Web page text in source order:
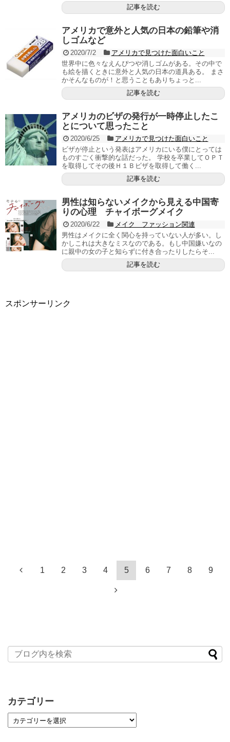
記事を読む
アメリカで意外と人気の日本の鉛筆や消
しゴムなど
2020/7/2
アメリカで見つけた面白いこと
世界中に色々なえんぴつや消しゴムがある。その中で
も絵を描くときに意外と人気の日本の道具ある。 まさ
かそんなものが！と思うこともありちょっと...
記事を読む
アメリカのビザの発行が一時停止したこ
とについて思ったこと
2020/6/25
アメリカで見つけた面白いこと
ビザが停止という発表はアメリカにいる僕にとっては
ものすごく衝撃的な話だった。 学校を卒業してＯＰＴ
を取得してその後Ｈ１Ｂビザを取得して働く...
記事を読む
男性は知らないメイクから見える中国寄
りの心理 チャイボーグメイク
2020/6/22
メイク ファッション関連
男性はメイクに全く関心を持っていない人が多い。し
かしこれは大きなミスなのである。もし中国嫌いなの
に親中の女の子と知らずに付き合ったりしたらそ...
記事を読む
スポンサーリンク
1 2 3 4 5 6 7 8 9
カテゴリー